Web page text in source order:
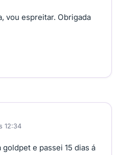
vou espreitar. Obrigada
12:34
e passei 15 dias á